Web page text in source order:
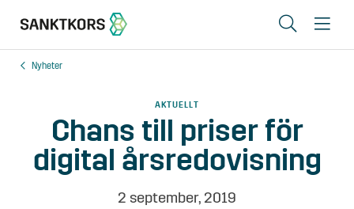
Sök
Områden
Erbjudande
Nyheter
AKTUELLT
Chans till priser för
digital årsredovisning
2 september, 2019